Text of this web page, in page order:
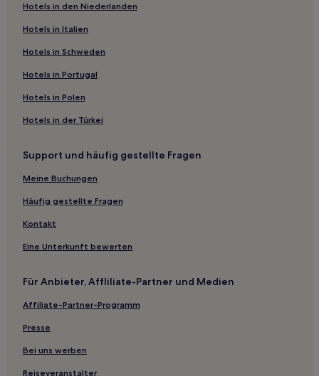
Hotels mit Parkplatz in Maubeuge
Haustierfreundliche in Montreuil-sur-Mer
Hotels mit Parkplatz in Coquelles
Familien in Lille
Hotels mit Parkplatz in Hauts-de-France
Haustierfreundliche in Hauts-de-France
Hotels mit Parkplatz in Europäische Metropole Lille
Familien in Département Nord
Haustierfreundliche in Département Nord
Familien in Calais
Haustierfreundliche in Calais
Haustierfreundliche in Le Touquet-Paris-Plage
Hotels mit Parkplatz in Roisel
Haustierfreundliche in Lens
Haustierfreundliche in Saint-Quentin
Familien in Saint-Quentin
Hotels in den Niederlanden
Hotels in Italien
Hotels in Schweden
Hotels in Portugal
Hotels in Polen
Hotels in der Türkei
Support und häufig gestellte Fragen
Meine Buchungen
Häufig gestellte Fragen
Kontakt
Eine Unterkunft bewerten
Für Anbieter, Affliliate-Partner und Medien
Affiliate-Partner-Programm
Presse
Bei uns werben
Reiseveranstalter